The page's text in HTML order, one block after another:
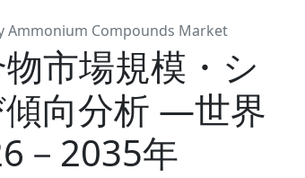
Ammonium Compounds Market
市場規模・シ
向分析 ―世界
－2035年